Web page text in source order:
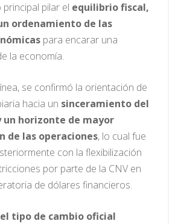
pilar el equilibrio fiscal,
ordenamiento de las
para encarar una
la economía.
se confirmó la orientación de
hacia un sinceramiento del
un horizonte de mayor
de las operaciones, lo cual fue
con la flexibilización
por parte de la CNV en
de dólares financieros.
el tipo de cambio oficial